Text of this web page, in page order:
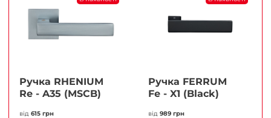
Ручка RHENIUM
Re - A35 (MSCB)
від 615 грн
Ручка FERRUМ
Fe - X1 (Black)
від 989 грн